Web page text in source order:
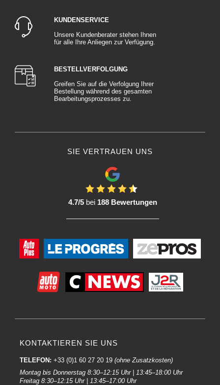
KUNDENSERVICE
Unsere Kundenberater stehen Ihnen
für alle Ihre Anliegen zur Verfügung.
BESTELLVERFOLGUNG
Greifen Sie auf die Verfolgung Ihrer
Bestellung während des gesamten
Bearbeitungsprozesses zu.
SIE VERTRAUEN UNS
4.7/5bei 188 Bewertungen
KONTAKTIEREN SIE UNS
TELEFON: +33 (0)1 60 27 20 19 (ohne Zusatzkosten)
Montag bis Donnerstag 8:30–12:15 Uhr | 13:45–18:00 Uhr
Freitag 8:30–12:15 Uhr | 13:45–17:00 Uhr